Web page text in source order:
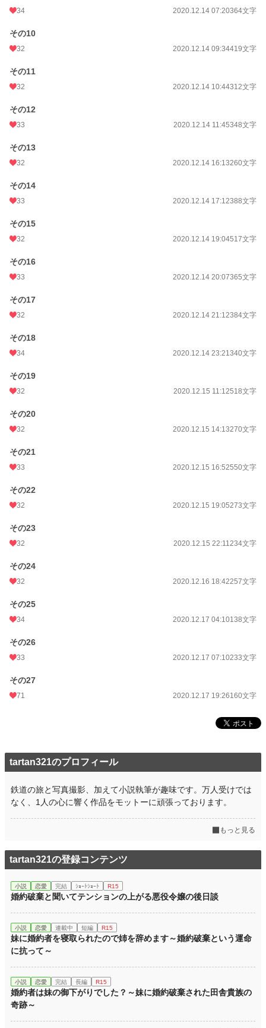
34 2020.12.14 07:20364文字
その10
32 2020.12.14 09:34419文字
その11
32 2020.12.14 10:44312文字
その12
33 2020.12.14 11:45348文字
その13
32 2020.12.14 16:13260文字
その14
33 2020.12.14 17:12388文字
その15
32 2020.12.14 19:04517文字
その16
33 2020.12.14 20:07365文字
その17
32 2020.12.14 21:12384文字
その18
34 2020.12.14 23:21340文字
その19
32 2020.12.15 11:12518文字
その20
32 2020.12.15 14:13270文字
その21
33 2020.12.15 16:52550文字
その22
32 2020.12.15 19:05273文字
その23
32 2020.12.15 22:11234文字
その24
32 2020.12.16 18:42257文字
その25
34 2020.12.17 04:10138文字
その26
33 2020.12.17 07:10233文字
その27
71 2020.12.17 19:26160文字
tartan321のプロフィール
鉄道の旅と写真撮影、加えて小説執筆が趣味です。万人受けでは
なく、1人の心に響く作品をモットーに頑張っております。
もっと見る
tartan321の登録コンテンツ
小説 恋愛 完結 ｼｮｰﾄｼｮｰﾄ R15
婚約破棄と聞いてテンションの上がる悪役令嬢の後日談
小説 恋愛 連載中 短編 R15
妹に婚約者を寝取られたので姉を辞めます～婚約破棄という運命
に抗って～
小説 恋愛 完結 長編 R15
婚約者は妹の御下がりでした？～妹に婚約破棄された田舎貴族の
奇跡～